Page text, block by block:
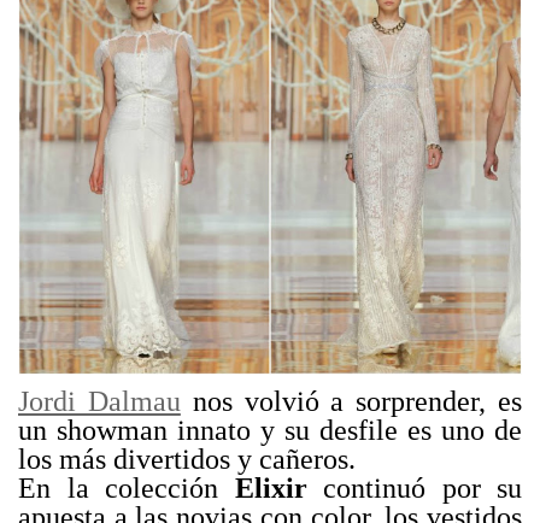
Jordi Dalmau nos volvió a sorprender, es
un showman innato y su desfile es uno de
los más divertidos y cañeros.
En la colección Elixircontinuó por su